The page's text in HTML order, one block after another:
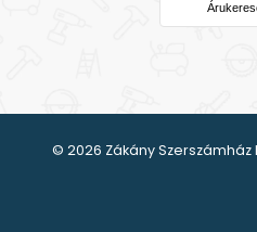
© 2026 Zákány